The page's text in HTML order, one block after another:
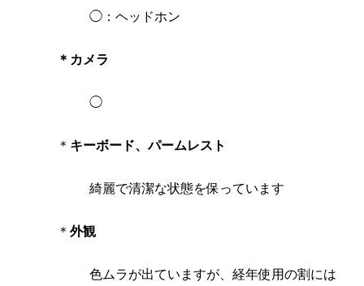
◯：ヘッドホン
＊カメラ
◯
＊ キーボード、パームレスト
綺麗で清潔な状態を保っています
＊ 外観
色ムラが出ていますが、経年使用の割には